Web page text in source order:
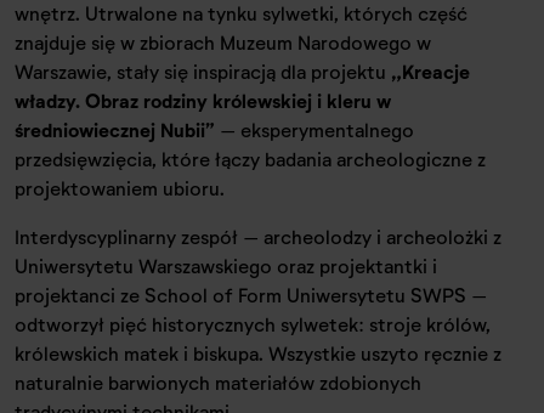
wnętrz. Utrwalone na tynku sylwetki, których część
znajduje się w zbiorach Muzeum Narodowego w
Warszawie, stały się inspiracją dla projektu „Kreacje
władzy. Obraz rodziny królewskiej i kleru w
średniowiecznej Nubii” – eksperymentalnego
przedsięwzięcia, które łączy badania archeologiczne z
projektowaniem ubioru.
Interdyscyplinarny zespół – archeolodzy i archeolożki z
Uniwersytetu Warszawskiego oraz projektantki i
projektanci ze School of Form Uniwersytetu SWPS –
odtworzył pięć historycznych sylwetek: stroje królów,
królewskich matek i biskupa. Wszystkie uszyto ręcznie z
naturalnie barwionych materiałów zdobionych